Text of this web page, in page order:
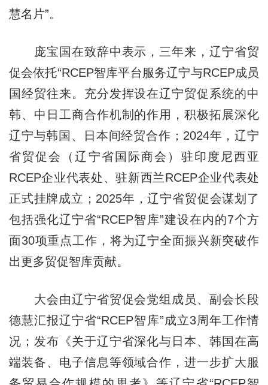
慧名片”。
庞宝国在致辞中表示，三年来，辽宁省贸
促会依托“RCEP智库平台服务辽宁与RCEP成员
国经贸往来。充分发挥设在辽宁贸促系统的中
韩、中日工商合作机制的作用，积极拓展深化
辽宁与韩国、日本间经贸合作；2024年，辽宁
省贸促会（辽宁省国际商会）驻印度尼西亚
RCEP企业代表处、驻新西兰RCEP企业代表处
正式挂牌成立；2025年，辽宁省贸促会谋划了
包括强化辽宁省“RCEP智库”建设在内的7个方
面30项重点工作，将为辽宁全面振兴新突破作
出更多贸促智库贡献。
大会由辽宁省贸促会党组成员、副会长段
德慧汇报辽宁省“RCEP智库”成立3周年工作情
况；发布《关于辽宁省深化与日本、韩国在高
端装备、电子信息等领域合作，进一步扩大服